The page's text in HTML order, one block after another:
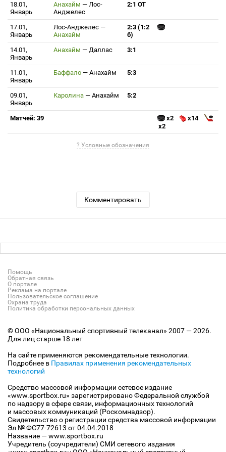
18.01,
Январь
Анахайм — Лос-
Анджелес
2:1 ОТ
17.01,
Январь
Лос-Анджелес —
Анахайм
2:3 (1:2
б)
14.01,
Январь
Анахайм — Даллас 3:1
11.01,
Январь
Баффало — Анахайм 5:3
09.01,
Январь
Каролина — Анахайм 5:2
Матчей: 39 x2
x14
x2
? Условные обозначения
Комментировать
Помощь
Обратная связь
О портале
Реклама на портале
Пользовательское соглашение
Охрана труда
Политика обработки персональных данных
© ООО «Национальный спортивный телеканал» 2007 — 2026.
Для лиц старше 18 лет
На сайте применяются рекомендательные технологии.
Подробнее в Правилах применения рекомендательных
технологий
Средство массовой информации сетевое издание
«www.sportbox.ru» зарегистрировано Федеральной службой
по надзору в сфере связи, информационных технологий
и массовых коммуникаций (Роскомнадзор).
Свидетельство о регистрации средства массовой информации
Эл № ФС77-72613 от 04.04.2018
Название — www.sportbox.ru
Учредитель (соучредители) СМИ сетевого издания